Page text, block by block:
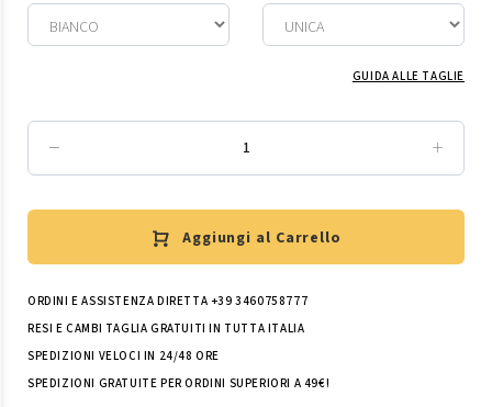
GUIDA ALLE TAGLIE
Aggiungi al Carrello
ORDINI E ASSISTENZA DIRETTA +39 3460758777
RESI E CAMBI TAGLIA GRATUITI IN TUTTA ITALIA
SPEDIZIONI VELOCI IN 24/48 ORE
SPEDIZIONI GRATUITE PER ORDINI SUPERIORI A 49€!